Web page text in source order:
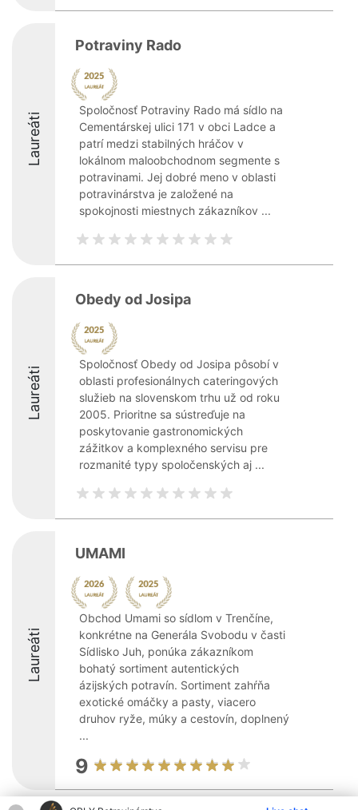
Laureáti
Potraviny Rado
Spoločnosť Potraviny Rado má sídlo na
Cementárskej ulici 171 v obci Ladce a
patrí medzi stabilných hráčov v
lokálnom maloobchodnom segmente s
potravinami. Jej dobré meno v oblasti
potravinárstva je založené na
spokojnosti miestnych zákazníkov ...
Laureáti
Obedy od Josipa
Spoločnosť Obedy od Josipa pôsobí v
oblasti profesionálnych cateringových
služieb na slovenskom trhu už od roku
2005. Prioritne sa sústreďuje na
poskytovanie gastronomických
zážitkov a komplexného servisu pre
rozmanité typy spoločenských aj ...
Laureáti
UMAMI
Obchod Umami so sídlom v Trenčíne,
konkrétne na Generála Svobodu v časti
Sídlisko Juh, ponúka zákazníkom
bohatý sortiment autentických
ázijských potravín. Sortiment zahŕňa
exotické omáčky a pasty, viacero
druhov ryže, múky a cestovín, doplnený
...
9